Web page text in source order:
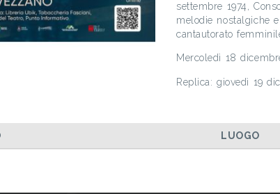
settembre 1974,
melodie nostalgiche
cantautorato
Mercoledì 18
Replica: giovedì 19
LUOGO